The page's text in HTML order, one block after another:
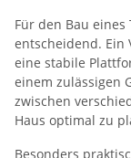
Für den Bau
entscheidend. Ein
eine stabile
einem zulässigen
zwischen
Haus optimal zu
Besonders